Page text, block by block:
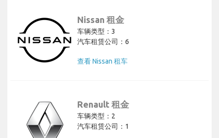
Nissan 租金
车辆类型：3
汽车租赁公司：6
查看 Nissan 租车
Renault 租金
车辆类型：2
汽车租赁公司：1